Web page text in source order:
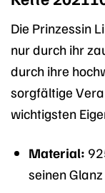
Die Prinzessin
nur durch ihr
durch ihre
sorgfältige
wichtigsten
Material:
seinen